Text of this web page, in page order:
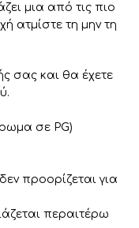
μια από τις πιο
ατμίστε τη μην τη
σας και θα έχετε
σε PG)
προορίζεται για
περαιτέρω